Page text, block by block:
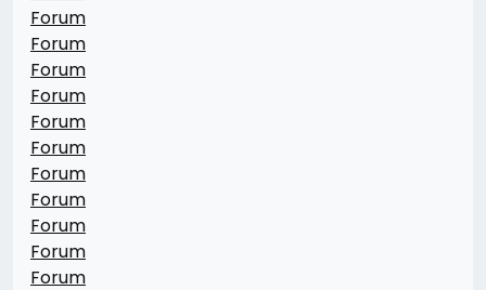
Forum
Forum
Forum
Forum
Forum
Forum
Forum
Forum
Forum
Forum
Forum